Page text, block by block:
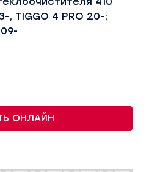
, TIGGO 4 PRO 20-;
09-
ОНЛАЙН